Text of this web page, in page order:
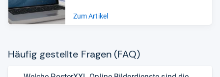
Zum Artikel
Häu­fig gestellte Fra­gen (FAQ)